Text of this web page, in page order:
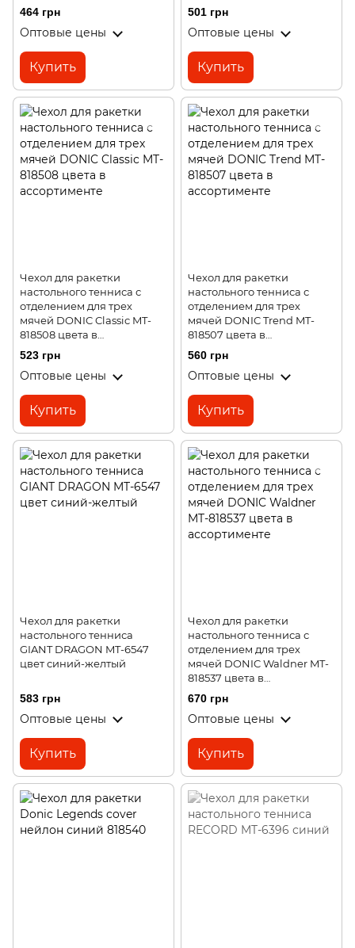
464 грн
Оптовые цены
Купить
501 грн
Оптовые цены
Купить
Чехол для ракетки
настольного тенниса с
отделением для трех
мячей DONIC Classic MT-
818508 цвета в
ассортименте
523 грн
Оптовые цены
Купить
Чехол для ракетки
настольного тенниса с
отделением для трех
мячей DONIC Trend MT-
818507 цвета в
ассортименте
560 грн
Оптовые цены
Купить
Чехол для ракетки
настольного тенниса
GIANT DRAGON MT-6547
цвет синий-желтый
583 грн
Оптовые цены
Купить
Чехол для ракетки
настольного тенниса с
отделением для трех
мячей DONIC Waldner MT-
818537 цвета в
ассортименте
670 грн
Оптовые цены
Купить